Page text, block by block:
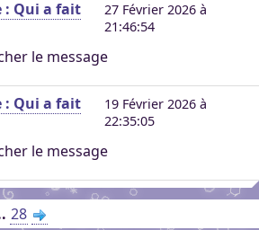
: Qui a fait
27 Février 2026 à
21:46:54
le message
: Qui a fait
19 Février 2026 à
22:35:05
le message
28